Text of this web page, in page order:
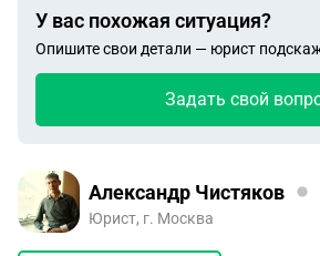
У вас похожая ситуация?
Опишите свои детали — юрист
Задать свой
Александр Чистяков
Юрист, г. Москва